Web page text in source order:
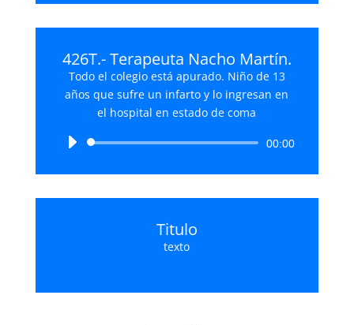
audio
426T.- Terapeuta Nacho Martín.
Todo el colegio está apurado. Niño de 13
años que sufre un infarto y lo ingresan en
el hospital en estado de coma
Reproductor
audio
00:00
Titulo
texto